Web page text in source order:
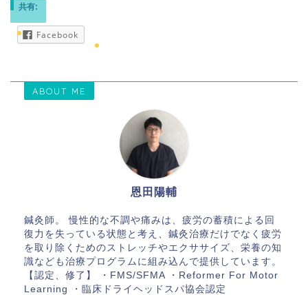
共有:
Facebook
ABOUT ME
恩田陽輔
鍼灸師。 慢性的な不調や痛みは、疲労の蓄積による回
復力を失っている状態と考え、鍼灸治療だけでなく疲労
を取り除くためのストレッチやエクササイズ、栄養の知
識なども治療プログラムに組み込んで提供しています。
【認定、修了】 ・FMS/SFMA ・Reformer For Motor
Learning ・臨床ドライヘッドスパ協会認定